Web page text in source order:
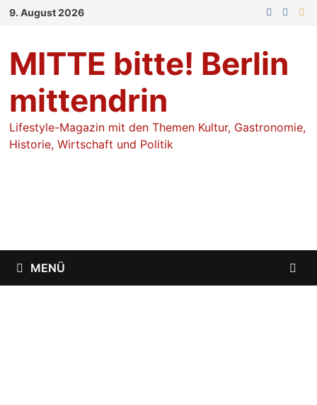
Zum
9. August 2026
MITTE bitte! Berlin
mittendrin
Lifestyle-Magazin mit den Themen Kultur, Gastronomie,
Historie, Wirtschaft und Politik
MENÜ